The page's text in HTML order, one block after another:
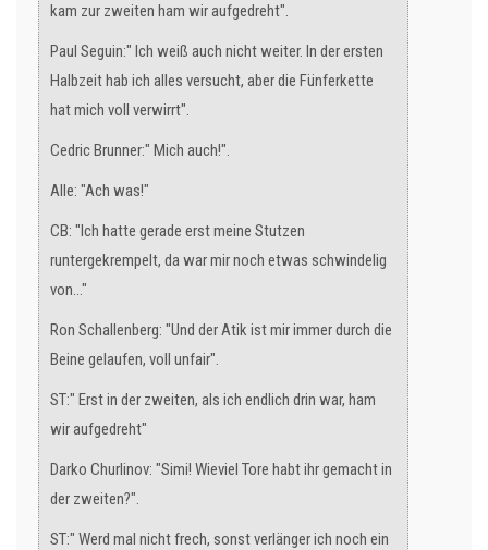
kam zur zweiten ham wir aufgedreht".
Paul Seguin:" Ich weiß auch nicht weiter. In der ersten
Halbzeit hab ich alles versucht, aber die Fünferkette
hat mich voll verwirrt".
Cedric Brunner:" Mich auch!".
Alle: "Ach was!"
CB: "Ich hatte gerade erst meine Stutzen
runtergekrempelt, da war mir noch etwas schwindelig
von..."
Ron Schallenberg: "Und der Atik ist mir immer durch die
Beine gelaufen, voll unfair".
ST:" Erst in der zweiten, als ich endlich drin war, ham
wir aufgedreht"
Darko Churlinov: "Simi! Wieviel Tore habt ihr gemacht in
der zweiten?".
ST:" Werd mal nicht frech, sonst verlänger ich noch ein